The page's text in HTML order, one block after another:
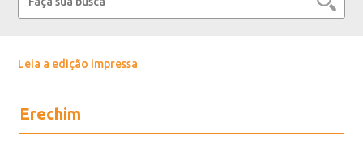
Leia a edição impressa
Erechim